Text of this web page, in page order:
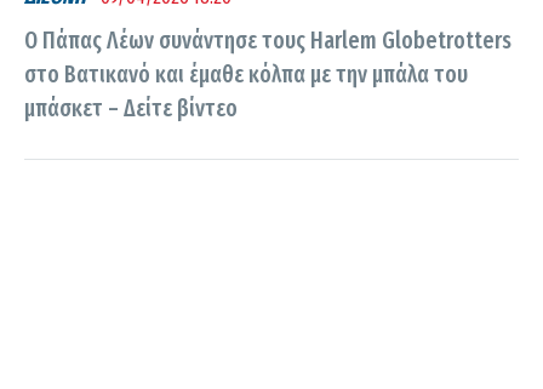
Ο Πάπας Λέων συνάντησε τους Harlem Globetrotters
στο Βατικανό και έμαθε κόλπα με την μπάλα του
μπάσκετ – Δείτε βίντεο